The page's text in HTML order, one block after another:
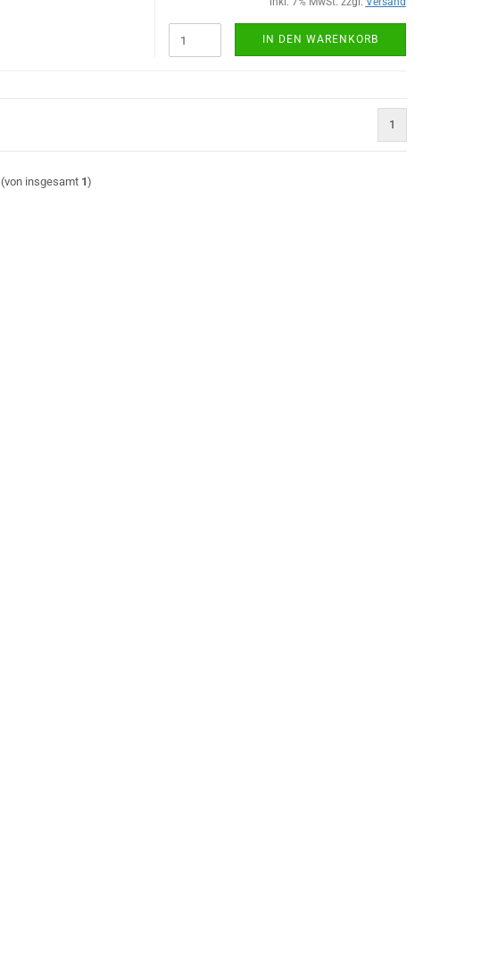
IN DEN WARENKORB
1
(von insgesamt 1)